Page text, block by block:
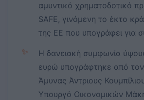
αμυντικό χρηματοδοτικό
SAFE, γινόμενη το έκτο
της ΕΕ που υπογράφει για
✨
Η δανειακή συμφωνία ύψους
ευρώ υπογράφτηκε από
Άμυνας Άντριους
Υπουργό Οικονομικών